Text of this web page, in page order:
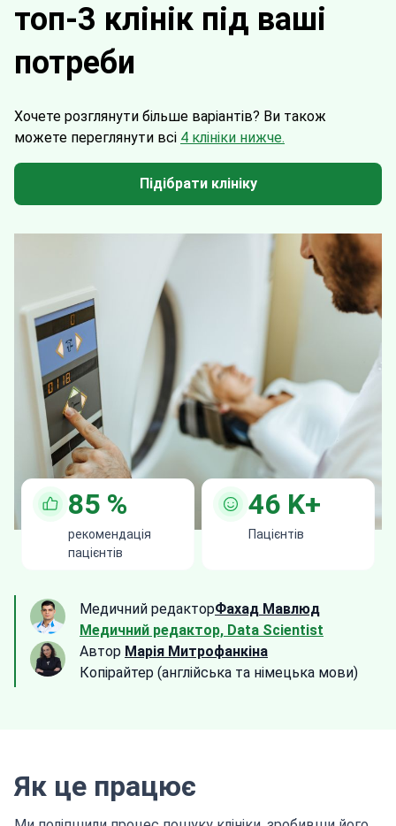
топ-3 клінік під ваші
потреби
Хочете розглянути більше варіантів? Ви також
можете переглянути всі 4 клініки нижче.
Підібрати клініку
85 %
рекомендація
пацієнтів
46 K+
Пацієнтів
Медичний редакторФахад Мавлюд
Медичний редактор, Data Scientist
Автор Марія Митрофанкіна
Копірайтер (англійська та німецька мови)
Як це працює